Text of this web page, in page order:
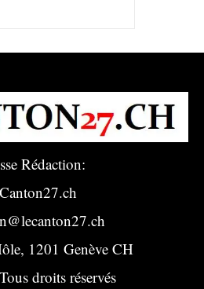
Rédaction:
1201 Genève CH
droits réservés